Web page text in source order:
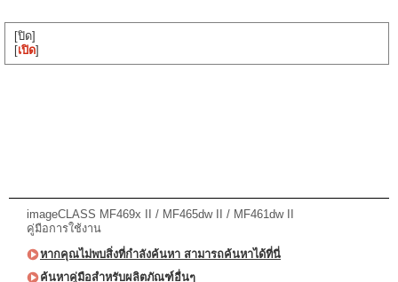
[ปิด]
[เปิด]
imageCLASS MF469x II / MF465dw II / MF461dw II
คู่มือการใช้งาน
หากคุณไม่พบสิ่งที่กำลังค้นหา สามารถค้นหาได้ที่นี่
ค้นหาคู่มือสำหรับผลิตภัณฑ์อื่นๆ